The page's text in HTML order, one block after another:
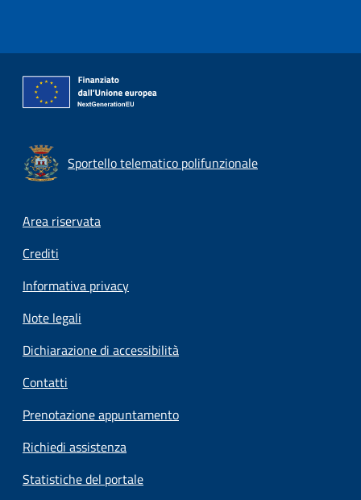
Sportello telematico polifunzionale
Footer menu
Area riservata
Crediti
Informativa privacy
Note legali
Dichiarazione di accessibilità
Contatti
Prenotazione appuntamento
Richiedi assistenza
Statistiche del portale